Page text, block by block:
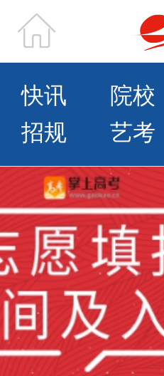
快讯 院校
招规
艺考